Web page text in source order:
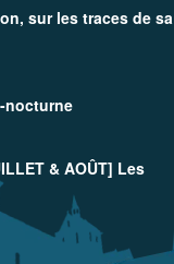
sur les traces de sa
nocturne
& AOÛT] Les